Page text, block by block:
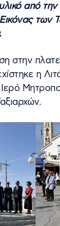
από την
των
στην
η